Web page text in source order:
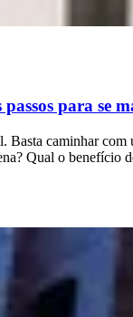
para se
Basta caminhar
Qual o benefício